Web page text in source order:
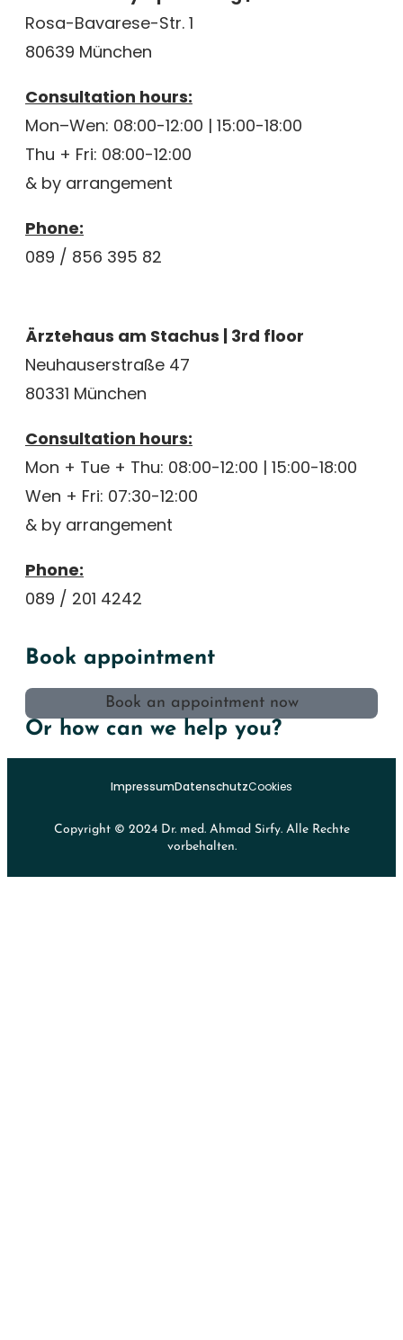
Rosa-Bavarese-Str. 1
80639 München
Consultation hours:
Mon–Wen: 08:00-12:00 | 15:00-18:00
Thu + Fri: 08:00-12:00
& by arrangement
Phone:
089 / 856 395 82
Ärztehaus am Stachus | 3rd floor
Neuhauserstraße 47
80331 München
Consultation hours:
Mon + Tue + Thu: 08:00-12:00 | 15:00-18:00
Wen + Fri: 07:30-12:00
& by arrangement
Phone:
089 / 201 4242
Book appointment
Book an appointment now
Or how can we help you?
ImpressumDatenschutzCookies
Copyright © 2024 Dr. med. Ahmad Sirfy. Alle Rechte
vorbehalten.